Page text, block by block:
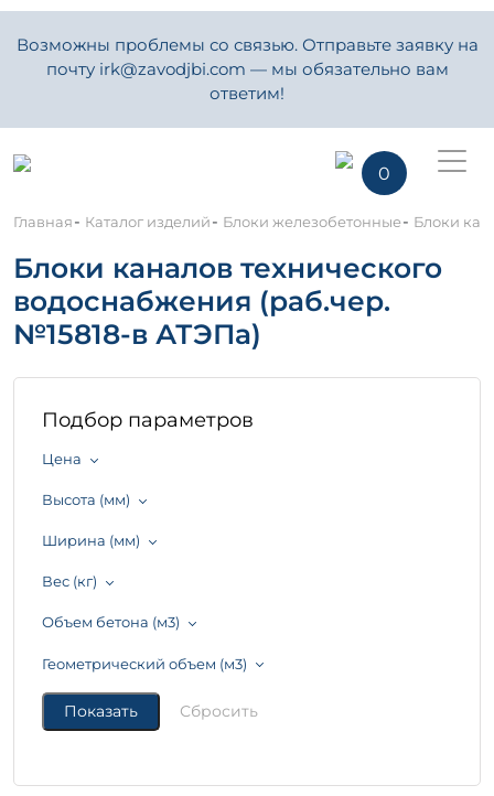
Возможны проблемы со связью. Отправьте заявку на
почту irk@zavodjbi.com — мы обязательно вам
ответим!
0
Главная- Каталог изделий- Блоки железобетонные- Блоки
Блоки каналов технического
водоснабжения (раб.чер.
№15818-в АТЭПа)
Подбор параметров
Цена
Высота (мм)
Ширина (мм)
Вес (кг)
Объем бетона (м3)
Геометрический объем (м3)